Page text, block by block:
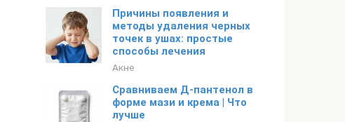
Причины появления и
методы удаления черных
точек в ушах: простые
способы лечения
Акне
Сравниваем Д-пантенол в
форме мази и крема | Что
лучше